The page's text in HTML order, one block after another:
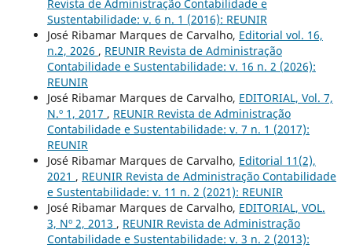
Revista de Administração Contabilidade e
Sustentabilidade: v. 6 n. 1 (2016): REUNIR
José Ribamar Marques de Carvalho, Editorial vol. 16,
n.2, 2026 , REUNIR Revista de Administração
Contabilidade e Sustentabilidade: v. 16 n. 2 (2026):
REUNIR
José Ribamar Marques de Carvalho, EDITORIAL, Vol. 7,
N.º 1, 2017 , REUNIR Revista de Administração
Contabilidade e Sustentabilidade: v. 7 n. 1 (2017):
REUNIR
José Ribamar Marques de Carvalho, Editorial 11(2),
2021 , REUNIR Revista de Administração Contabilidade
e Sustentabilidade: v. 11 n. 2 (2021): REUNIR
José Ribamar Marques de Carvalho, EDITORIAL, VOL.
3, Nº 2, 2013 , REUNIR Revista de Administração
Contabilidade e Sustentabilidade: v. 3 n. 2 (2013):